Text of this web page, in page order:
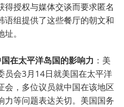
得授权与媒体交谈而要求匿名
语组提供了这些餐厅的朝文和
。
在太平洋岛国的影响力 ：美
员会3月14日就美国在太平洋
会，多位议员就中国在该地区
力等问题表达关切。美国国务